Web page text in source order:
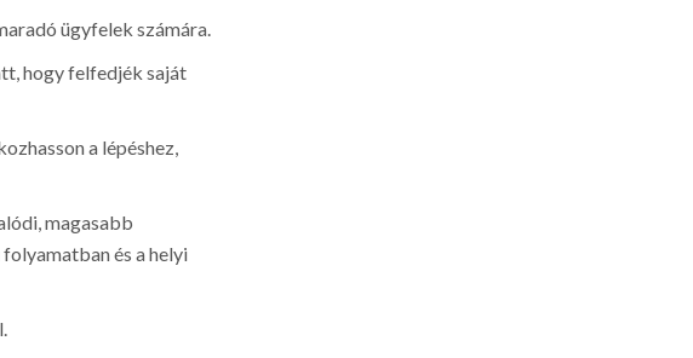
ügyfelek számára.
hogy felfedjék saját
a lépéshez,
magasabb
és a helyi